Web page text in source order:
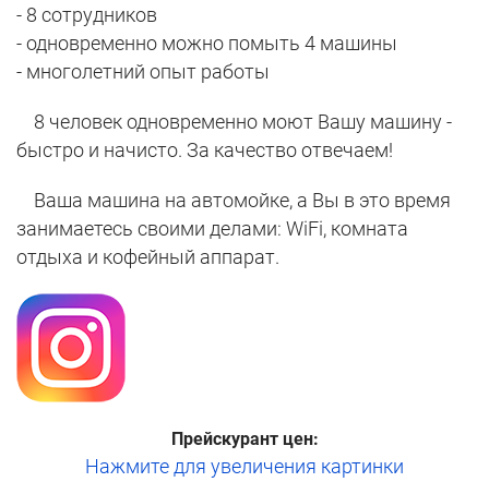
- 8 сотрудников
- одновременно можно помыть 4 машины
- многолетний опыт работы
8 человек одновременно моют Вашу машину -
быстро и начисто. За качество отвечаем!
Ваша машина на автомойке, а Вы в это время
занимаетесь своими делами: WiFi, комната
отдыха и кофейный аппарат.
Прейскурант цен:
Нажмите для увеличения картинки